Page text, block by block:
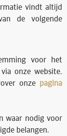
vindt altijd
de volgende
voor het
onze website.
onze pagina
waar nodig voor
belangen.